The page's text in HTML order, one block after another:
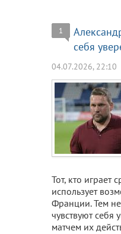
1
себя
04.07.2026, 22:10
Тот, кто играет
использует
Франции. Тем
чувствуют себя
матчем их